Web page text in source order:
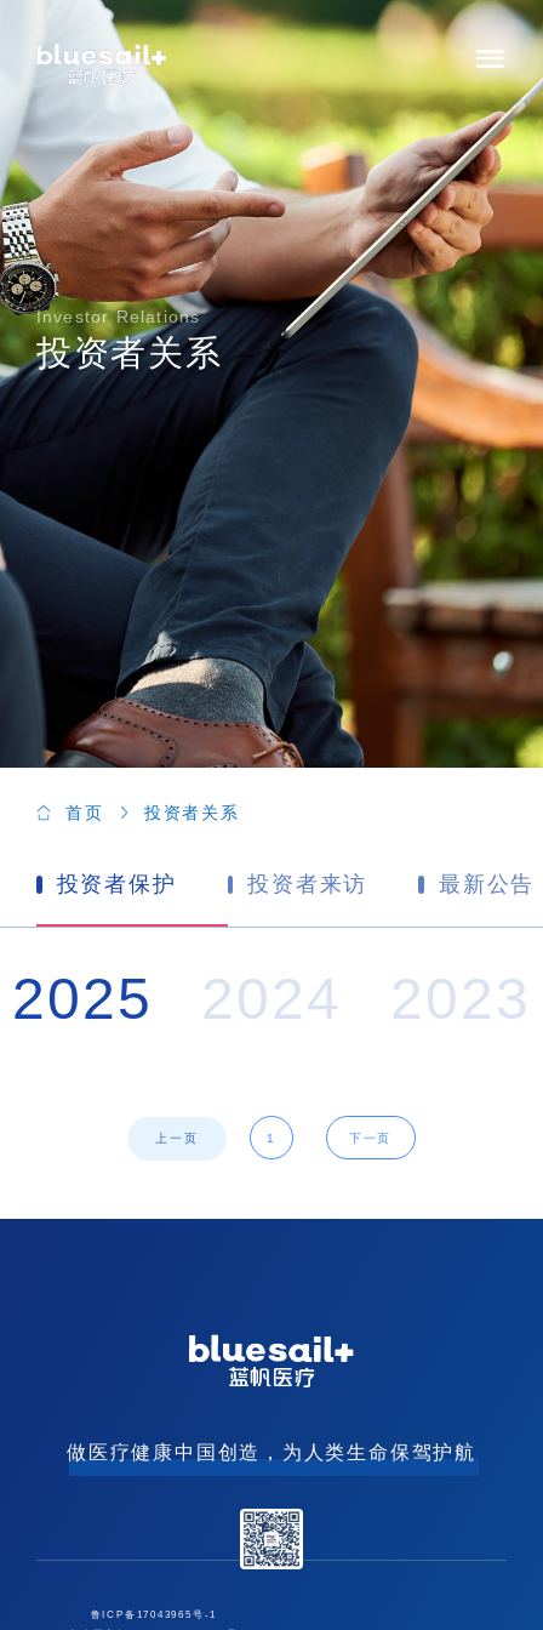
Investor Relations
投资者关系
首页 投资者关系
投资者保护 投资者来访 最新公告
2025 2024 2023
上一页 1 下一页
做医疗健康中国创造，为人类生命保驾护航
鲁ICP备17043965号-1